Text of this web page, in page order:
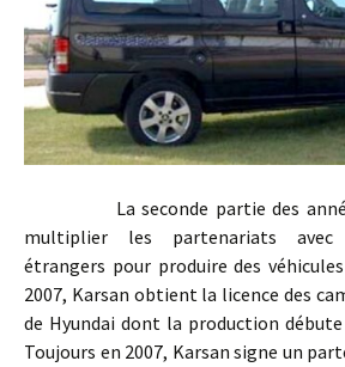
La seconde partie des années
multiplier les partenariats avec
étrangers pour produire des
2007, Karsan obtient la licence des
de Hyundai dont la production
Toujours en 2007, Karsan signe un